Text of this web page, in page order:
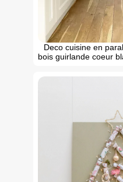
Deco cuisine en
bois guirlande coeur